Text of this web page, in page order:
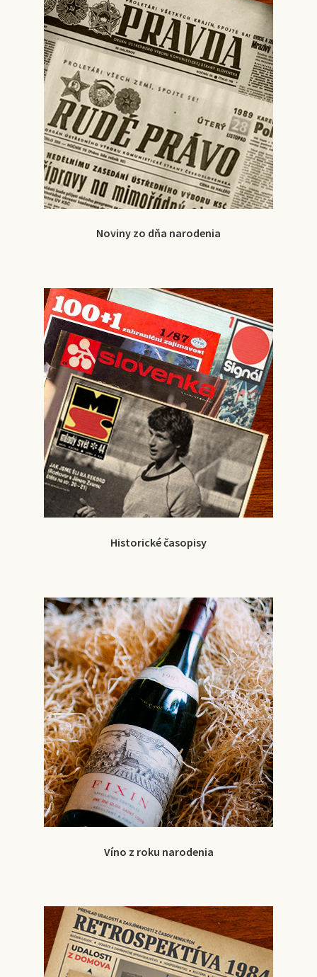
Noviny zo dňa narodenia
Historické časopisy
Víno z roku narodenia